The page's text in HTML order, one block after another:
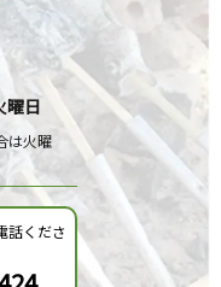
曜日
は火曜
話くださ